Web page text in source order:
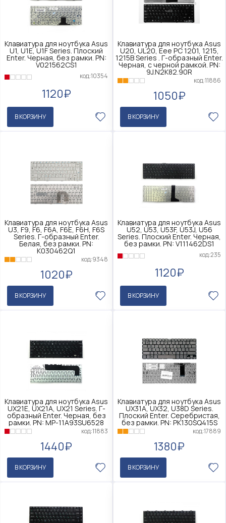
Клавиатура для ноутбука Asus
U1, U1E, U1F Series. Плоский
Enter. Черная, без рамки. PN:
V021562CS1
код:10354
1120₽
В КОРЗИНУ
Клавиатура для ноутбука Asus
U20, UL20, Eee PC 1201, 1215,
1215B Series . Г-образный Enter.
Черная, с черной рамкой. PN:
9J.N2K82.90R
код:11886
1050₽
В КОРЗИНУ
Клавиатура для ноутбука Asus
U3, F9, F6, F6A, F6E, F6H, F6S
Series. Г-образный Enter.
Белая, без рамки. PN:
K030462Q1
код:9348
1020₽
В КОРЗИНУ
Клавиатура для ноутбука Asus
U52, U53, U53F, U53J, U56
Series. Плоский Enter. Черная,
без рамки. PN: V111462DS1
код:235
1120₽
В КОРЗИНУ
Клавиатура для ноутбука Asus
UX21E, UX21A, UX21 Series. Г-
образный Enter. Черная, без
рамки. PN: MP-11A93SU6528
код:11883
1440₽
В КОРЗИНУ
Клавиатура для ноутбука Asus
UX31A, UX32, U38D Series.
Плоский Enter. Серебристая,
без рамки. PN: PK130SQ415S
код:17889
1380₽
В КОРЗИНУ